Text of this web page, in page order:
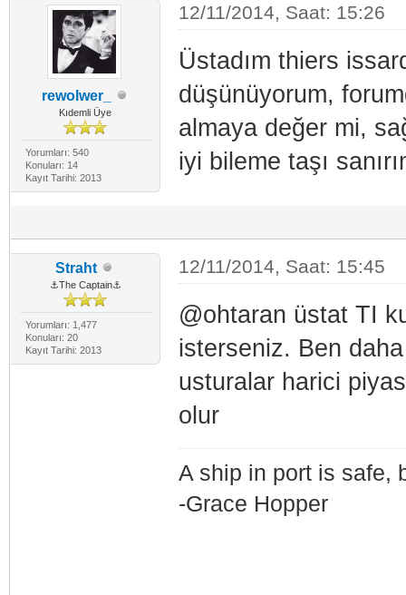
rewolwer_
Kıdemli Üye
Yorumları: 540
Konuları: 14
Kayıt Tarihi: 2013
12/11/2014, Saat: 15:26
Üstadım thiers
düşünüyorum,
almaya değer mi,
iyi bileme taşı
Straht
⚓The Captain⚓
Yorumları: 1,477
Konuları: 20
Kayıt Tarihi: 2013
12/11/2014, Saat: 15:45
@ohtaran üstat TI
isterseniz. Ben
usturalar harici
olur
A ship in port is safe,
-Grace Hopper